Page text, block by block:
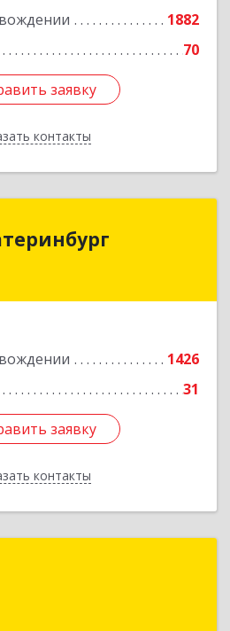
1882
70
заявку
контакты
заявку
Назад
1426
31
заявку
контакты
1С-Екатеринбург
обл, Екатеринбург г, 8
заявку
Назад
обл, Озерск г, Ленина пр-